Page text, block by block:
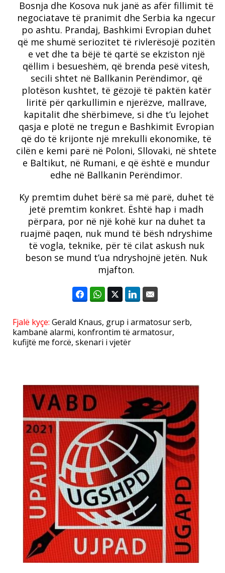
Bosnja dhe Kosova nuk janë as afër fillimit të
negociatave të pranimit dhe Serbia ka ngecur
po ashtu. Prandaj, Bashkimi Evropian duhet
që me shumë seriozitet të rivlerësojë pozitën
e vet dhe ta bëjë të qartë se ekziston një
qëllim i besueshëm, që brenda pesë vitesh,
secili shtet në Ballkanin Perëndimor, që
plotëson kushtet, të gëzojë të paktën katër
liritë për qarkullimin e njerëzve, mallrave,
kapitalit dhe shërbimeve, si dhe t’u lejohet
qasja e plotë ne tregun e Bashkimit Evropian
që do të krijonte një mrekulli ekonomike, të
cilën e kemi parë në Poloni, Sllovaki, në shtete
e Baltikut, në Rumani, e që është e mundur
edhe në Ballkanin Perëndimor.
Ky premtim duhet bërë sa më parë, duhet të
jetë premtim konkret. Është hap i madh
përpara, por në një kohë kur na duhet ta
ruajmë paqen, nuk mund të bësh ndryshime
të vogla, teknike, për të cilat askush nuk
beson se mund t’ua ndryshojnë jetën. Nuk
mjafton.
Fjalë kyçe: Gerald Knaus, grup i armatosur serb,
kambanë alarmi, konfrontim të armatosur,
kufijtë me forcë, skenari i vjetër